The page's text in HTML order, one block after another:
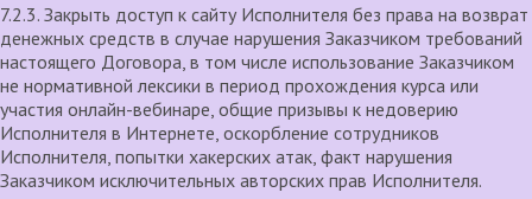
7.2.3. Закрыть доступ к сайту Исполнителя без права на возврат
денежных средств в случае нарушения Заказчиком требований
настоящего Договора, в том числе использование Заказчиком
не нормативной лексики в период прохождения курса или
участия онлайн-вебинаре, общие призывы к недоверию
Исполнителя в Интернете, оскорбление сотрудников
Исполнителя, попытки хакерских атак, факт нарушения
Заказчиком исключительных авторских прав Исполнителя.